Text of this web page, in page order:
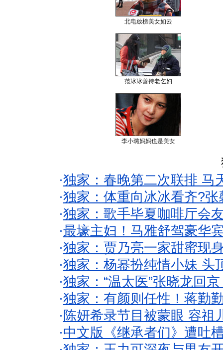
北电放榜美女如云
范冰冰善待老乞妇
李小璐妈妈也是美女
·独家：春晚第二次联排 马
·独家：体重向冰冰看齐?
·独家：歌手毕夏咖啡厅会
·最壕主妇！马雅舒驾豪华
·独家：贾乃亮一家甜蜜现
·独家：杨幂扮纯情小妹 头
·独家：“温太医”张晓龙回
·独家：有颜则任性！蒋勤
· 陈妍希录节目被蒙眼 容祖
·中文版《继承者们》遭吐